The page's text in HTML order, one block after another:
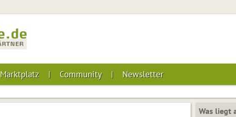
Marktplatz Community Newsletter
Was liegt